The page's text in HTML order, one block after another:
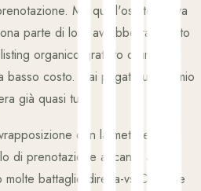
Ma quell'ospite aveva
parte di loro avrebbe raggiunto
organico gratuito o una
basso costo. Hai pagato un premio
già quasi tua.
con la metasearch.
prenotazione accanto alla
battaglie diretta-vs-OTA. Se